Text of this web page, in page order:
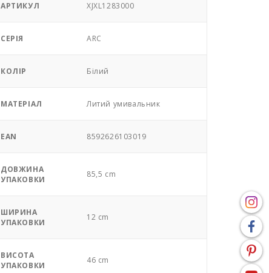
АРТИКУЛ XJXL1283000
СЕРІЯ ARC
КОЛІР Білий
МАТЕРІАЛ Литий умивальник
EAN 8592626103019
ДОВЖИНА
УПАКОВКИ
85,5 cm
ШИРИНА
УПАКОВКИ
12 cm
ВИСОТА
УПАКОВКИ
46 cm